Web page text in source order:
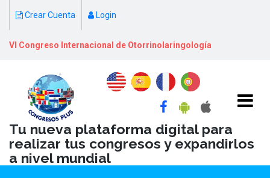
Crear Cuenta Login
VI Congreso Internacional de Otorrinolaringología
Tu nueva plataforma digital para
realizar tus congresos y expandirlos
a nivel mundial